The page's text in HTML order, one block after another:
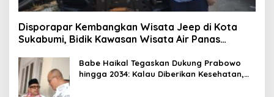
Disporapar Kembangkan Wisata Jeep di Kota
Sukabumi, Bidik Kawasan Wisata Air Panas
Babe Haikal Tegaskan Dukung Prabowo
hingga 2034: Kalau Diberikan Kesehatan,